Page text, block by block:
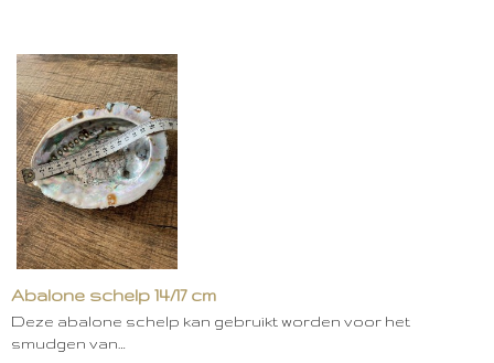
Abalone schelp 14/17 cm
Deze abalone schelp kan gebruikt worden voor het
smudgen van…